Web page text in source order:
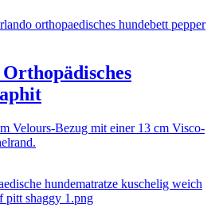
Velours-Bezug mit einer 13 cm Visco-